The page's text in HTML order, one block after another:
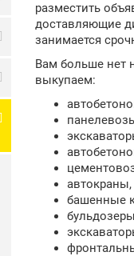
разместить
доставляющие
занимается
Вам больше нет
выкупаем:
автокраны,
башенные